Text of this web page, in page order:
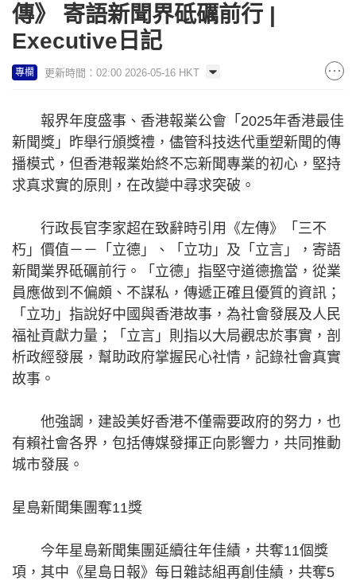
傳》 寄語新聞界砥礪前行 |
Executive日記
專欄 更新時間：02:00 2026-05-16 HKT
報界年度盛事、香港報業公會「2025年香港最佳
新聞獎」昨舉行頒獎禮，儘管科技迭代重塑新聞的傳
播模式，但香港報業始終不忘新聞專業的初心，堅持
求真求實的原則，在改變中尋求突破。
行政長官李家超在致辭時引用《左傳》「三不
朽」價值－－「立德」、「立功」及「立言」，寄語
新聞業界砥礪前行。「立德」指堅守道德擔當，從業
員應做到不偏頗、不謀私，傳遞正確且優質的資訊；
「立功」指說好中國與香港故事，為社會發展及人民
福祉貢獻力量；「立言」則指以大局觀忠於事實，剖
析政經發展，幫助政府掌握民心社情，記錄社會真實
故事。
他強調，建設美好香港不僅需要政府的努力，也
有賴社會各界，包括傳媒發揮正向影響力，共同推動
城市發展。
星島新聞集團奪11獎
今年星島新聞集團延續往年佳績，共奪11個獎
項，其中《星島日報》每日雜誌組再創佳績，共奪5